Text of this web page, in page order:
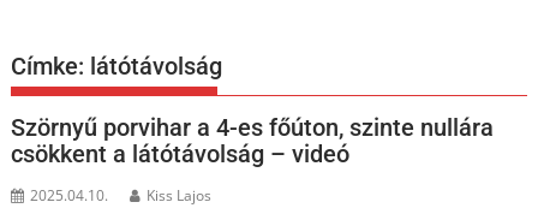
Címke: látótávolság
Szörnyű porvihar a 4-es főúton, szinte nullára
csökkent a látótávolság – videó
2025.04.10. Kiss Lajos